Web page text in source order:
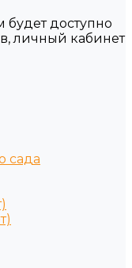
будет доступно
личный кабинет
сада